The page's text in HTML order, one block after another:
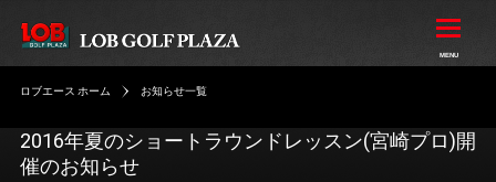
ロブエース ホーム お知らせ一覧
2016年夏のショートラウンドレッスン(宮崎プロ)開
催のお知らせ